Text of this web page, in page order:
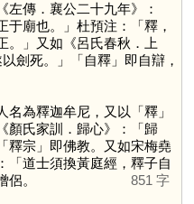
左傳．襄公二十九年》：
于廟也。」杜預注：「釋，
。」又如《呂氏春秋．上
劍死。」「自釋」即自辯，
為釋迦牟尼，又以「釋」
顏氏家訓．歸心》：「歸
釋宗」即佛教。又如宋梅堯
「道士須換黃庭經，釋子自
。
851 字